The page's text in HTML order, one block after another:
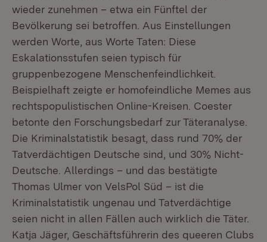
wieder zunehmen – etwa ein Fünftel der
Bevölkerung sei betroffen. Aus Einstellungen
werden Worte, aus Worte Taten: Diese
Eskalationsstufen seien typisch für
gruppenbezogene Menschenfeindlichkeit.
Beispielhaft zeigte er homofeindliche Memes aus
rechtspopulistischen Online-Kreisen. Coester
betonte den Forschungsbedarf zur Täteranalyse.
Die Kriminalstatistik besagt, dass rund 70% der
Tatverdächtigen Deutsche sind, und 30% Nicht-
Deutsche. Allerdings – und das bestätigte
Thomas Ulmer von VelsPol Süd – ist die
Kriminalstatistik ungenau und Tatverdächtige
seien nicht in allen Fällen auch wirklich die Täter.
Katja Jäger, Geschäftsführerin des queeren Clubs